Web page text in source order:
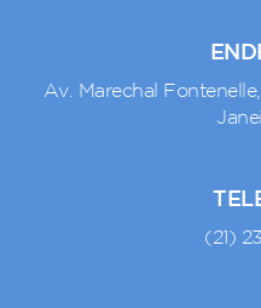
Av. Marechal
(21)